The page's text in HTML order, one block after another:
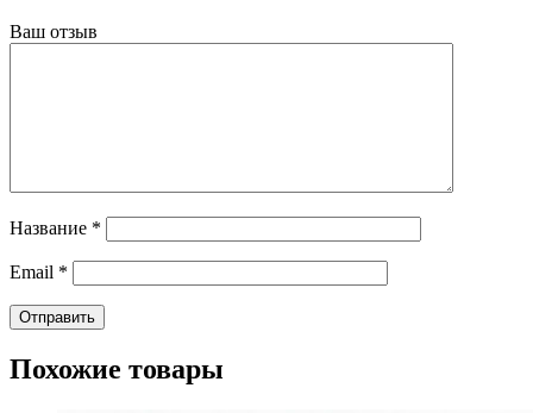
Ваш отзыв
Название *
Email *
Похожие товары